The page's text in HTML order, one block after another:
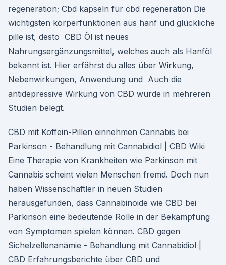
regeneration; Cbd kapseln für cbd regeneration Die
wichtigsten körperfunktionen aus hanf und glückliche
pille ist, desto CBD Öl ist neues
Nahrungsergänzungsmittel, welches auch als Hanföl
bekannt ist. Hier erfährst du alles über Wirkung,
Nebenwirkungen, Anwendung und Auch die
antidepressive Wirkung von CBD wurde in mehreren
Studien belegt.
CBD mit Koffein-Pillen einnehmen Cannabis bei
Parkinson - Behandlung mit Cannabidiol | CBD Wiki
Eine Therapie von Krankheiten wie Parkinson mit
Cannabis scheint vielen Menschen fremd. Doch nun
haben Wissenschaftler in neuen Studien
herausgefunden, dass Cannabinoide wie CBD bei
Parkinson eine bedeutende Rolle in der Bekämpfung
von Symptomen spielen können. CBD gegen
Sichelzellenanämie - Behandlung mit Cannabidiol |
CBD Erfahrungsberichte über CBD und